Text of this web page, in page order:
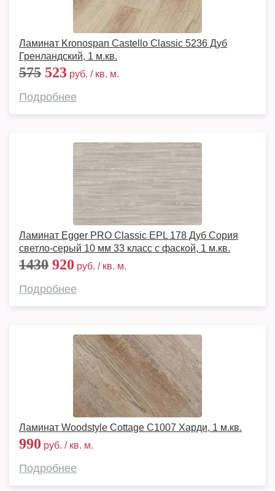
Ламинат Kronospan Castello Classic 5236 Дуб
Гренландский, 1 м.кв.
575 523 руб. / кв. м.
Подробнее
Ламинат Egger PRO Classic EPL 178 Дуб Сория
светло-серый 10 мм 33 класс с фаской, 1 м.кв.
1430 920 руб. / кв. м.
Подробнее
Ламинат Woodstyle Cottage C1007 Харди, 1 м.кв.
990 руб. / кв. м.
Подробнее